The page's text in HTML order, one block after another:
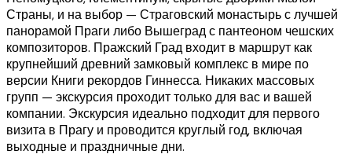
Страны, и на выбор — Страговский монастырь с лучшей
панорамой Праги либо Вышеград с пантеоном чешских
композиторов. Пражский Град входит в маршрут как
крупнейший древний замковый комплекс в мире по
версии Книги рекордов Гиннесса. Никаких массовых
групп — экскурсия проходит только для вас и вашей
компании. Экскурсия идеально подходит для первого
визита в Прагу и проводится круглый год, включая
выходные и праздничные дни.